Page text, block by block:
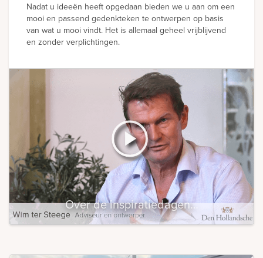
Nadat u ideeën heeft opgedaan bieden we u aan om een
mooi en passend gedenkteken te ontwerpen op basis
van wat u mooi vindt. Het is allemaal geheel vrijblijvend
en zonder verplichtingen.
Over de inspiratiedagen…